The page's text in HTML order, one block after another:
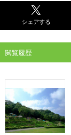
シェアする
閲覧履歴